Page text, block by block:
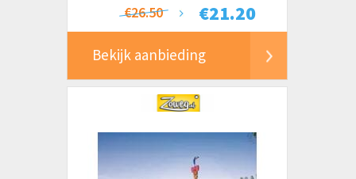
€21.20
€26.50
Bekijk aanbieding